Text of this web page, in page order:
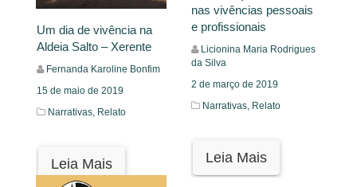
Um dia de vivência na
Aldeia Salto – Xerente
Fernanda Karoline Bonfim
15 de maio de 2019
Narrativas, Relato
Leia Mais
nas vivências pessoais
e profissionais
Licionina Maria Rodrigues
da Silva
2 de março de 2019
Narrativas, Relato
Leia Mais